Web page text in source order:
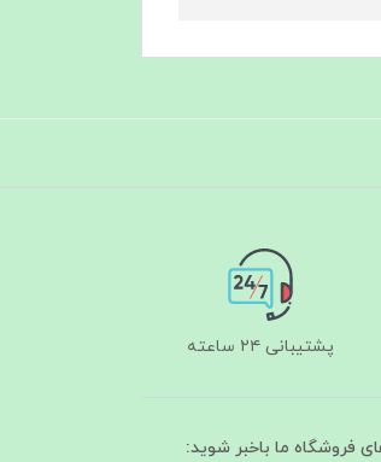
پشتیبانی ۲۴ ساعته
فروشگاه ما باخبر شوید: